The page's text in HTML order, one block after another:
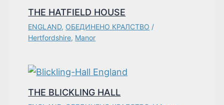
THE HATFIELD HOUSE
ENGLAND, ОБЕДИНЕНО КРАЛСТВО /
Hertfordshire, Manor
THE BLICKLING HALL